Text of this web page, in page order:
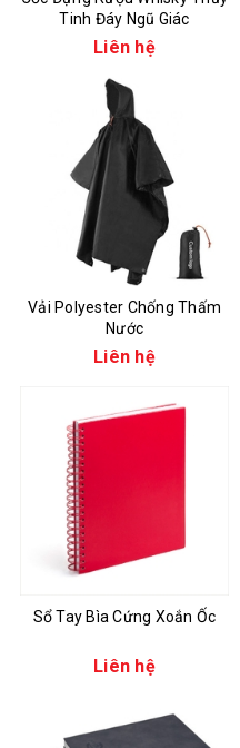
Tinh Đáy Ngũ Giác
Liên hệ
Vải Polyester Chống Thấm
Nước
Liên hệ
Sổ Tay Bìa Cứng Xoắn Ốc
Liên hệ